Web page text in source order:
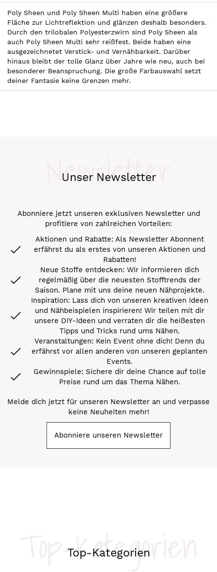
Poly Sheen und Poly Sheen Multi haben eine größere
Fläche zur Lichtreflektion und glänzen deshalb besonders.
Durch den trilobalen Polyesterzwirn sind Poly Sheen als
auch Poly Sheen Multi sehr reißfest. Beide haben eine
ausgezeichnetet Verstick- und Vernähbarkeit. Darüber
hinaus bleibt der tolle Glanz über Jahre wie neu, auch bei
besonderer Beanspruchung. Die große Farbauswahl setzt
deiner Fantasie keine Grenzen mehr.
Unser Newsletter
Newsletter
Abonniere jetzt unseren exklusiven Newsletter und
profitiere von zahlreichen Vorteilen:
Aktionen und Rabatte: Als Newsletter Abonnent
erfährst du als erstes von unseren Aktionen und
Rabatten!
Neue Stoffe entdecken: Wir informieren dich
regelmäßig über die neuesten Stofftrends der
Saison. Plane mit uns deine neuen Nähprojekte.
Inspiration: Lass dich von unseren kreativen Ideen
und Nähbeispielen inspirieren! Wir teilen mit dir
unsere DIY-Ideen und verraten dir die heißesten
Tipps und Tricks rund ums Nähen.
Veranstaltungen: Kein Event ohne dich! Denn du
erfährst vor allen anderen von unseren geplanten
Events.
Gewinnspiele: Sichere dir deine Chance auf tolle
Preise rund um das Thema Nähen.
Melde dich jetzt für unseren Newsletter an und verpasse
keine Neuheiten mehr!
Abonniere unseren Newsletter
Top-Kategorien
Top-Kategorien